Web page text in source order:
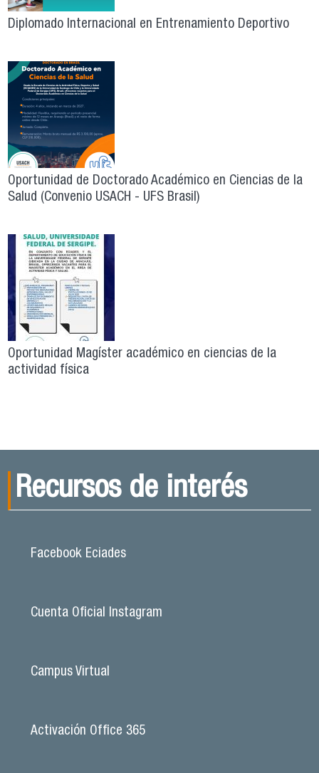
Diplomado Internacional en Entrenamiento Deportivo
Oportunidad de Doctorado Académico en Ciencias de la
Salud (Convenio USACH - UFS Brasil)
Oportunidad Magíster académico en ciencias de la
actividad física
Recursos de interés
Facebook Eciades
Cuenta Oficial Instagram
Campus Virtual
Activación Office 365